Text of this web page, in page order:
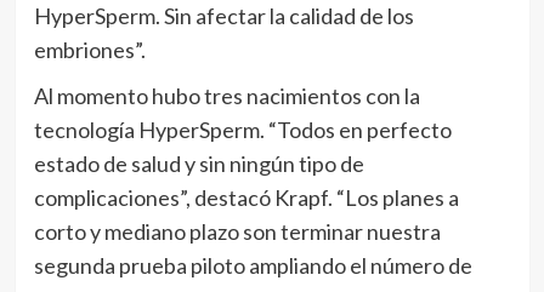
HyperSperm. Sin afectar la calidad de los
embriones”.
Al momento hubo tres nacimientos con la
tecnología HyperSperm. “Todos en perfecto
estado de salud y sin ningún tipo de
complicaciones”, destacó Krapf. “Los planes a
corto y mediano plazo son terminar nuestra
segunda prueba piloto ampliando el número de